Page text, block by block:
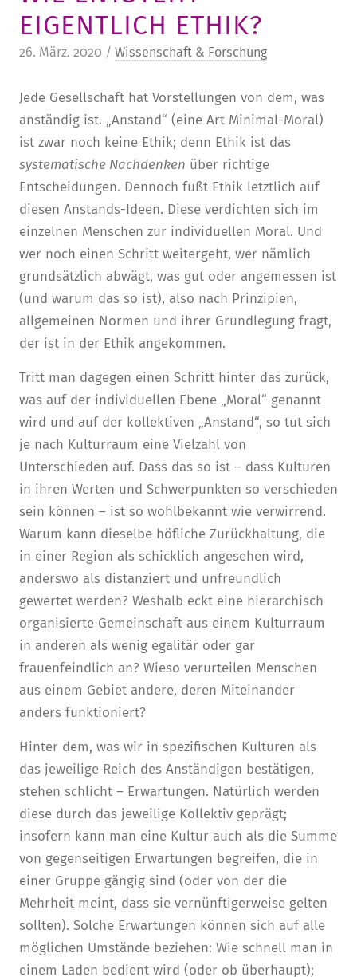
STURA
STUDIERENDENPORTAL
LADENCAFÉ
KITA
REGION UND FREIZEIT
HISTORIE
LEITUNG & MITARBEITENDE
FRIEDENSAU-MEDIA
ALUMNI
PRESSE­INFORMATIONEN
BLOG
MEDIATHEK
KARRIERE
EIGENTLICH ETHIK?
26. März. 2020 / Wissenschaft & Forschung
Jede Gesellschaft hat Vorstellungen von dem, was
anständig ist. „Anstand“ (eine Art Minimal-Moral)
ist zwar noch keine Ethik; denn Ethik ist das
systematische Nachdenken über richtige
Entscheidungen. Dennoch fußt Ethik letztlich auf
diesen Anstands-Ideen. Diese verdichten sich im
einzelnen Menschen zur individuellen Moral. Und
wer noch einen Schritt weitergeht, wer nämlich
grundsätzlich abwägt, was gut oder angemessen ist
(und warum das so ist), also nach Prinzipien,
allgemeinen Normen und ihrer Grundlegung fragt,
der ist in der Ethik angekommen.
Tritt man dagegen einen Schritt hinter das zurück,
was auf der individuellen Ebene „Moral“ genannt
wird und auf der kollektiven „Anstand“, so tut sich
je nach Kulturraum eine Vielzahl von
Unterschieden auf. Dass das so ist – dass Kulturen
in ihren Werten und Schwerpunkten so verschieden
sein können – ist so wohlbekannt wie verwirrend.
Warum kann dieselbe höfliche Zurückhaltung, die
in einer Region als schicklich angesehen wird,
anderswo als distanziert und unfreundlich
gewertet werden? Weshalb eckt eine hierarchisch
organisierte Gemeinschaft aus einem Kulturraum
in anderen als wenig egalitär oder gar
frauenfeindlich an? Wieso verurteilen Menschen
aus einem Gebiet andere, deren Miteinander
anders funktioniert?
Hinter dem, was wir in spezifischen Kulturen als
das jeweilige Reich des Anständigen bestätigen,
stehen schlicht – Erwartungen. Natürlich werden
diese durch das jeweilige Kollektiv geprägt;
insofern kann man eine Kultur auch als die Summe
von gegenseitigen Erwartungen begreifen, die in
einer Gruppe gängig sind (oder von der die
Mehrheit meint, dass sie vernünftigerweise gelten
sollten). Solche Erwartungen können sich auf alle
möglichen Umstände beziehen: Wie schnell man in
einem Laden bedient wird (oder ob überhaupt);